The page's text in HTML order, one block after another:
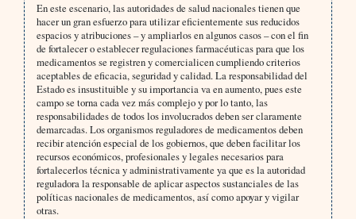
En este escenario, las autoridades de salud nacionales tienen que
hacer un gran esfuerzo para utilizar eficientemente sus reducidos
espacios y atribuciones – y ampliarlos en algunos casos – con el fin
de fortalecer o establecer regulaciones farmacéuticas para que los
medicamentos se registren y comercialicen cumpliendo criterios
aceptables de eficacia, seguridad y calidad. La responsabilidad del
Estado es insustituible y su importancia va en aumento, pues este
campo se torna cada vez más complejo y por lo tanto, las
responsabilidades de todos los involucrados deben ser claramente
demarcadas. Los organismos reguladores de medicamentos deben
recibir atención especial de los gobiernos, que deben facilitar los
recursos económicos, profesionales y legales necesarios para
fortalecerlos técnica y administrativamente ya que es la autoridad
reguladora la responsable de aplicar aspectos sustanciales de las
políticas nacionales de medicamentos, así como apoyar y vigilar
otras.